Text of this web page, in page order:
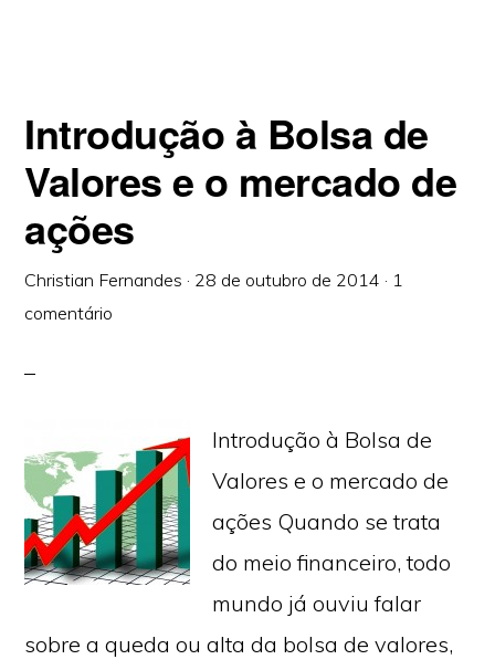
Introdução à Bolsa de
Valores e o mercado de
ações
Christian Fernandes · 28 de outubro de 2014 · 1
comentário
Introdução à Bolsa de
Valores e o mercado de
ações Quando se trata
do meio financeiro, todo
mundo já ouviu falar
sobre a queda ou alta da bolsa de valores,